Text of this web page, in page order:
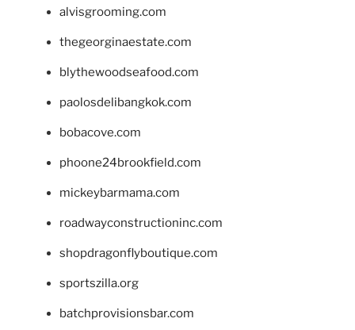
alvisgrooming.com
thegeorginaestate.com
blythewoodseafood.com
paolosdelibangkok.com
bobacove.com
phoone24brookfield.com
mickeybarmama.com
roadwayconstructioninc.com
shopdragonflyboutique.com
sportszilla.org
batchprovisionsbar.com